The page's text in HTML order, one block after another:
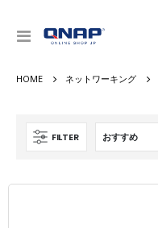
ナ
呼
ネットワーキング
FILTER